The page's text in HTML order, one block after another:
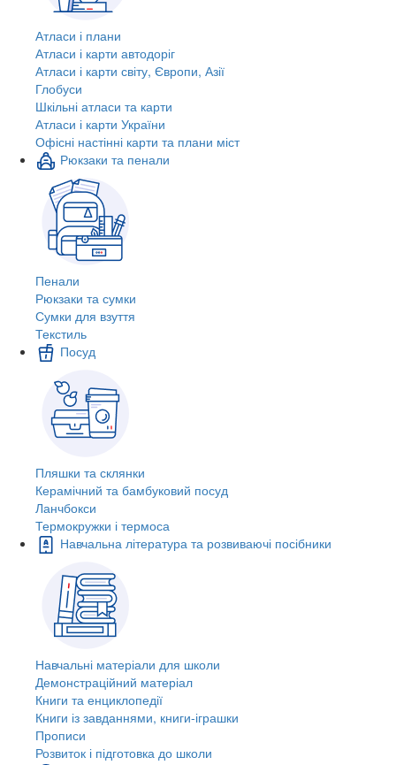
Атласи і плани
Атласи і карти автодоріг
Атласи і карти світу, Європи, Азії
Глобуси
Шкільні атласи та карти
Атласи і карти України
Офісні настінні карти та плани міст
Рюкзаки та пенали
Пенали
Рюкзаки та сумки
Сумки для взуття
Текстиль
Посуд
Пляшки та склянки
Керамічний та бамбуковий посуд
Ланчбокси
Термокружки і термоса
Навчальна література та розвиваючі посібники
Навчальні матеріали для школи
Демонстраційний матеріал
Книги та енциклопедії
Книги із завданнями, книги-іграшки
Прописи
Розвиток і підготовка до школи